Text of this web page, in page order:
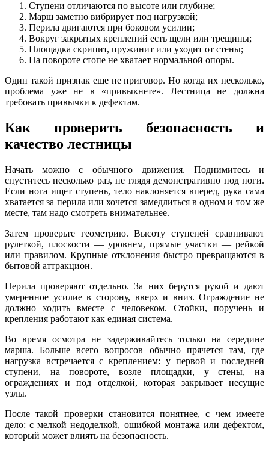
Ступени отличаются по высоте или глубине;
Марш заметно вибрирует под нагрузкой;
Перила двигаются при боковом усилии;
Вокруг закрытых креплений есть щели или трещины;
Площадка скрипит, пружинит или уходит от стены;
На повороте стопе не хватает нормальной опоры.
Один такой признак еще не приговор. Но когда их несколько,
проблема уже не в «привыкнете». Лестница не должна
требовать привычки к дефектам.
Как проверить безопасность и
качество лестницы
Начать можно с обычного движения. Поднимитесь и
спуститесь несколько раз, не глядя демонстративно под ноги.
Если нога ищет ступень, тело наклоняется вперед, рука сама
хватается за перила или хочется замедлиться в одном и том же
месте, там надо смотреть внимательнее.
Затем проверьте геометрию. Высоту ступеней сравнивают
рулеткой, плоскости — уровнем, прямые участки — рейкой
или правилом. Крупные отклонения быстро превращаются в
бытовой аттракцион.
Перила проверяют отдельно. За них берутся рукой и дают
умеренное усилие в сторону, вверх и вниз. Ограждение не
должно ходить вместе с человеком. Стойки, поручень и
крепления работают как единая система.
Во время осмотра не задерживайтесь только на середине
марша. Больше всего вопросов обычно прячется там, где
нагрузка встречается с креплением: у первой и последней
ступени, на повороте, возле площадки, у стены, на
ограждениях и под отделкой, которая закрывает несущие
узлы.
После такой проверки становится понятнее, с чем имеете
дело: с мелкой недоделкой, ошибкой монтажа или дефектом,
который может влиять на безопасность.